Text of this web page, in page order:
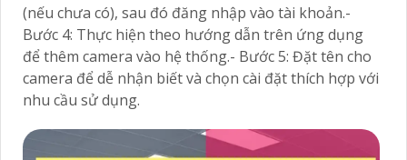
(nếu chưa có), sau đó đăng nhập vào tài khoản.-
Bước 4: Thực hiện theo hướng dẫn trên ứng dụng
để thêm camera vào hệ thống.- Bước 5: Đặt tên cho
camera để dễ nhận biết và chọn cài đặt thích hợp với
nhu cầu sử dụng.